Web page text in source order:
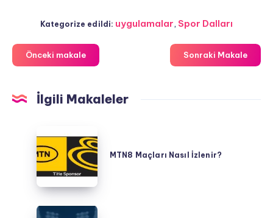
Kategorize edildi: uygulamalar, Spor Dalları
Önceki makale Sonraki Makale
İlgili Makaleler
Maçları
Nasıl
İzlenir?
MTN8 Maçları Nasıl İzlenir?
Galatasaray